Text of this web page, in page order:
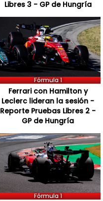
Libres 3 - GP de Hungría
Fórmula 1
Ferrari con Hamilton y
Leclerc lideran la sesión -
Reporte Pruebas Libres 2 -
GP de Hungría
Fórmula 1